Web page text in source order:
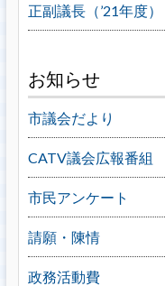
正副議長（’21年度）
お知らせ
市議会だより
CATV議会広報番組
市民アンケート
請願・陳情
政務活動費